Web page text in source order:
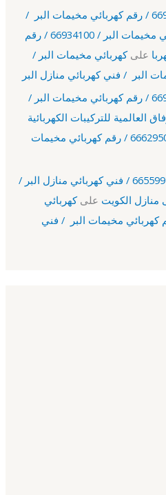
كهربائي مخيمات البر / 66934100 / رقم كهربائي مخيمات البر /
فني كهربائي منازل البر كهربائي مخيمات البر / 66934100 / رقم
علىكهربائي مخيمات البر /
كهربائي مخيمات البر / 66901910 / رقم كهربائي مخيمات البر /
العالمية للتركيبات الكهربائية
كهربائي مخيمات البر / 66629504 / رقم كهربائي مخيمات
رقم كهربائي مخيمات البر / 66559972 / فني كهربائي منازل البر /
منازل الكويت علىكهربائي
/ 66629504 / رقم كهربائي مخيمات البر / فني